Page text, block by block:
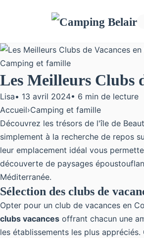
Camping et famille
Les Meilleurs Clubs
Lisa• 13 avril 2024• 6 min de lecture
Accueil›Camping et famille
Découvrez les trésors de l'île de
simplement à la recherche de repos
leur emplacement idéal vous
découverte de paysages
Méditerranée.
Sélection des clubs de
Opter pour un club de vacances en
clubs vacances offrant chacun une
les établissements les plus